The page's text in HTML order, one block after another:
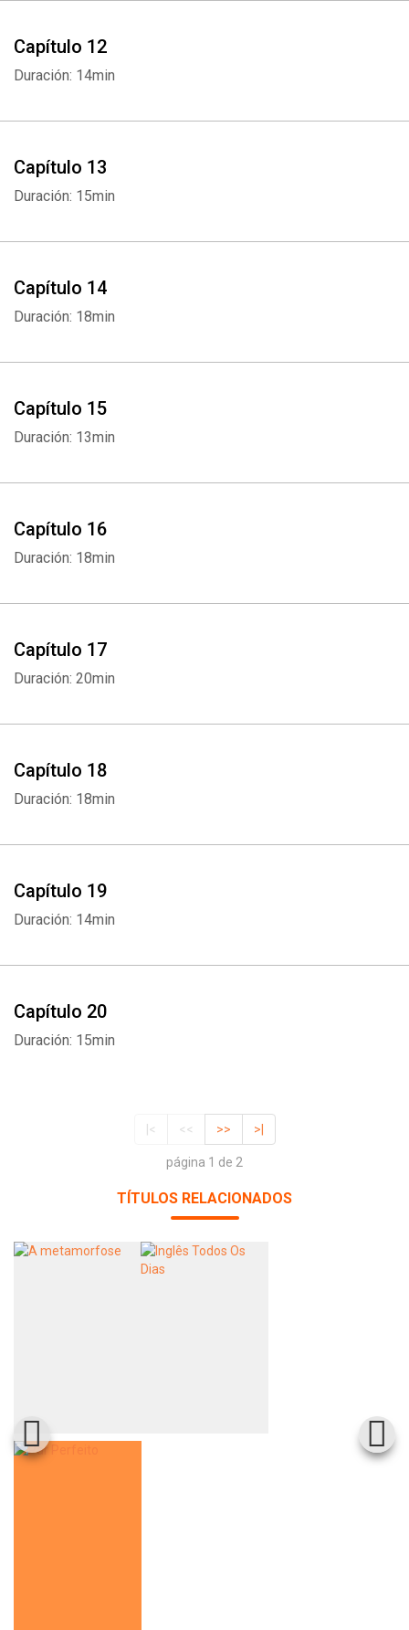
Capítulo 12
Duración: 14min
Capítulo 13
Duración: 15min
Capítulo 14
Duración: 18min
Capítulo 15
Duración: 13min
Capítulo 16
Duración: 18min
Capítulo 17
Duración: 20min
Capítulo 18
Duración: 18min
Capítulo 19
Duración: 14min
Capítulo 20
Duración: 15min
|< << >> >|
página 1 de 2
TÍTULOS RELACIONADOS
Whatsapp